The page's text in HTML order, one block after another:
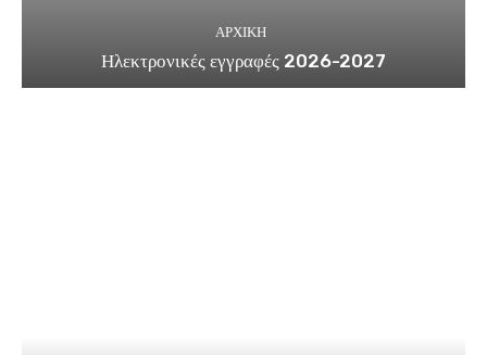
ΑΡΧΙΚΗ
Ηλεκτρονικές εγγραφές 2026-2027